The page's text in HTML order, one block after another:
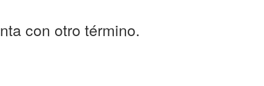
con otro término.